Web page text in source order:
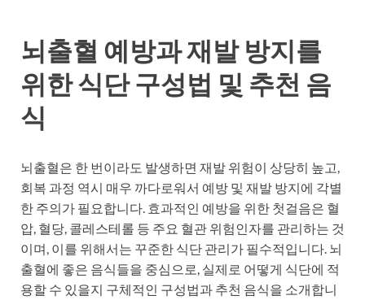
뇌출혈 예방과 재발 방지를
위한 식단 구성법 및 추천 음
식
뇌출혈은 한 번이라도 발생하면 재발 위험이 상당히 높고,
회복 과정 역시 매우 까다로워서 예방 및 재발 방지에 각별
한 주의가 필요합니다. 효과적인 예방을 위한 첫걸음은 혈
압, 혈당, 콜레스테롤 등 주요 혈관 위험인자를 관리하는 것
이며, 이를 위해서는 꾸준한 식단 관리가 필수적입니다. 뇌
출혈에 좋은 음식들을 중심으로, 실제로 어떻게 식단에 적
용할 수 있을지 구체적인 구성법과 추천 음식을 소개합니